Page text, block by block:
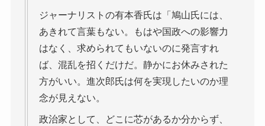
ジャーナリストの有本香氏は「鳩山氏には、
あきれて言葉もない。もはや国政への影響力
はなく、求められてもいないのに発言すれ
ば、混乱を招くだけだ。静かにお休みされた
方がいい。進次郎氏は何を実現したいのか理
念が見えない。
政治家として、どこに芯があるか分からず、